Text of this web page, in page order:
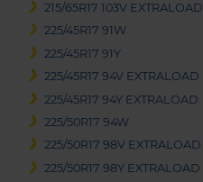
215/65R17 103V EXTRALOAD
225/45R17 91W
225/45R17 91Y
225/45R17 94V EXTRALOAD
225/45R17 94Y EXTRALOAD
225/50R17 94W
225/50R17 98V EXTRALOAD
225/50R17 98Y EXTRALOAD